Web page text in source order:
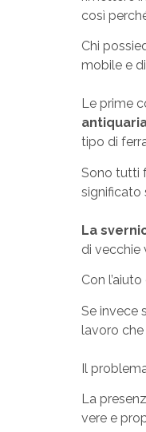
così
Chi
mobile e
Le prime
tipo di
Sono tutti
significato
La
di vecchie
Con
Se invece
lavoro che
Il
La
vere e